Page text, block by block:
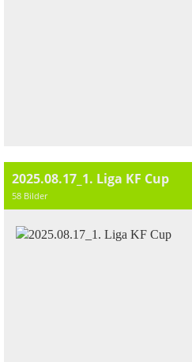
2025.08.17_1. Liga KF Cup
58 Bilder